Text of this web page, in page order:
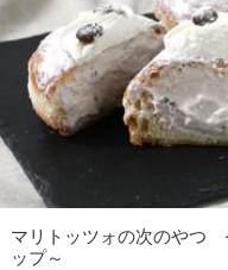
マリトッツォの次のやつ
ップ～